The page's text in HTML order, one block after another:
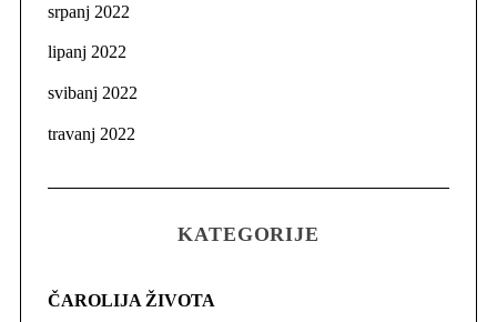
srpanj 2022
lipanj 2022
svibanj 2022
travanj 2022
KATEGORIJE
ČAROLIJA ŽIVOTA